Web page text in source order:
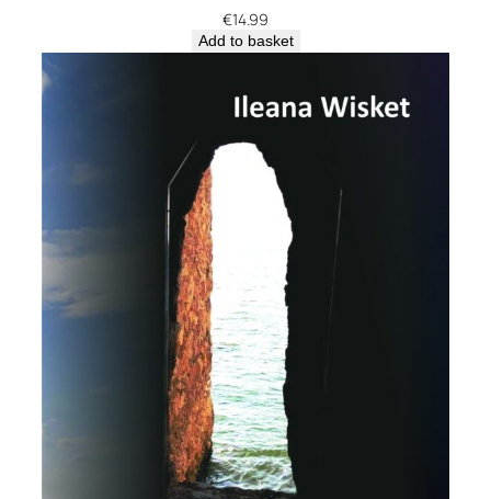
€14.99
Add to basket